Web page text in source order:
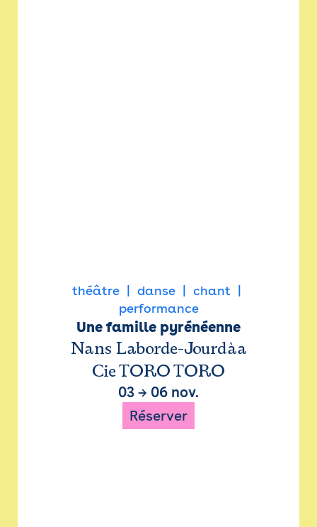
théâtre danse
chant
performance
Une famille pyrénéenne
Nans Laborde-Jourdàa
Cie TORO TORO
03 → 06 nov.
Réserver